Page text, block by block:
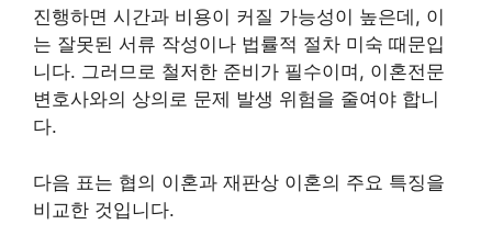
진행하면 시간과 비용이 커질 가능성이 높은데, 이
는 잘못된 서류 작성이나 법률적 절차 미숙 때문입
니다. 그러므로 철저한 준비가 필수이며, 이혼전문
변호사와의 상의로 문제 발생 위험을 줄여야 합니
다.
다음 표는 협의 이혼과 재판상 이혼의 주요 특징을
비교한 것입니다.